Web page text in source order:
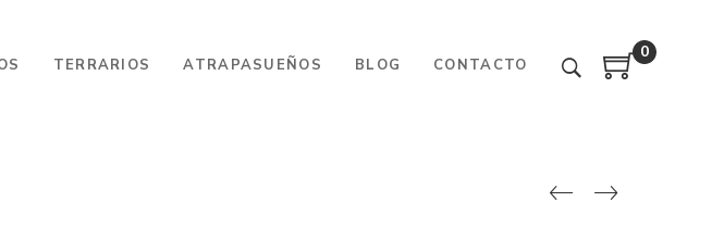
TERRARIOS ATRAPASUEÑOS BLOG CONTACTO
0